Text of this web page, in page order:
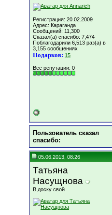
Регистрация: 20.02.2009
Адрес: Караганда
Сообщений: 11,300
Сказал(а) спасибо: 7,474
Поблагодарили 6,513 раз(а) в
3,155 сообщениях
Подарков: 15
Вес репутации: 0
Пользователь сказал
cпасибо:
05.06.2013, 08:26
Татьяна
Насущнова
В доску свой